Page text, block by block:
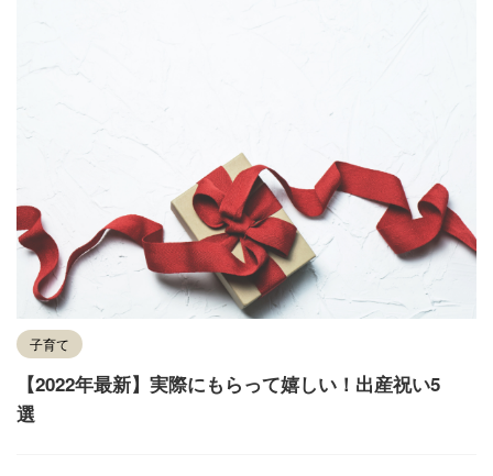
子育て
【2022年最新】実際にもらって嬉しい！出産祝い5
選